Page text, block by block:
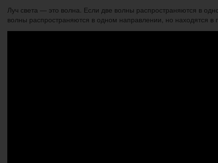
Луч света — это волна. Если две волны распространяются в
волны распространяются в одном направлении, но находятся в